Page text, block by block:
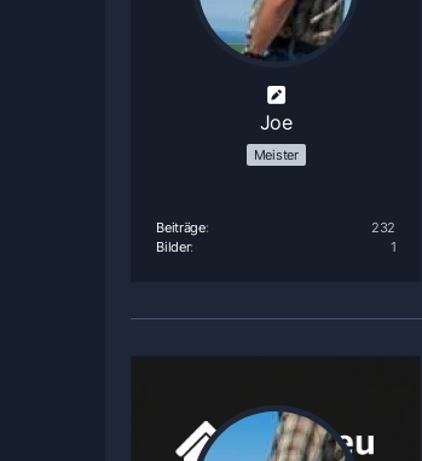
Joe
Meister
Beiträge
232
Bilder
1